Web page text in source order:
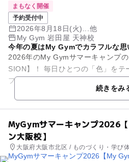
まもなく開催
予約受付中
2026年8月18日(火)...他
My Gym 岩田屋 天神校
今年の夏はMy Gymでカラフルな思
2026年のMy Gymサマーキャンプ
SION】！ 毎日ひとつの「色」をテ
フト・ゲーム・実験など、ワクワ
続きをみ
MyGymサマーキャンプ2026
ン大阪校】
大阪府大阪市北区 / ものづくり・学び